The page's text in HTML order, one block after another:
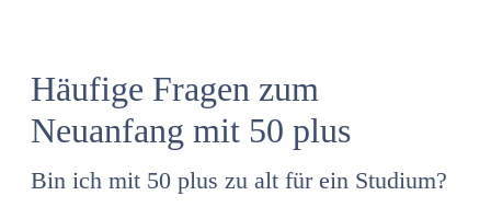
Häufige Fragen zum
Neuanfang mit 50 plus
Bin ich mit 50 plus zu alt für ein Studium?